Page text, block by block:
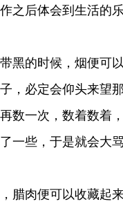
之后体会到生活的乐
的时候，烟便可以
，必定会仰头来望
数一次，数着数着
一些，于是就会大骂
肉便可以收藏起来